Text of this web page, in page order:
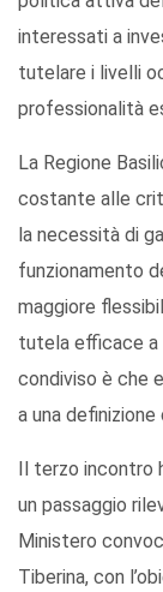
interessati a
tutelare i livelli
professionalità
La Regione
costante alle
la necessità di
funzionamento
maggiore
tutela efficace a
condiviso è che
a una
Il terzo incontro
un passaggio
Ministero
Tiberina, con